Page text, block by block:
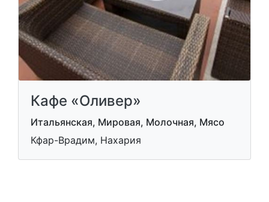
Кафе «Оливер»
Итальянская, Мировая, Молочная, Мясо
Кфар-Врадим, Нахария